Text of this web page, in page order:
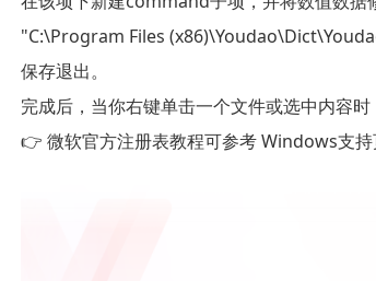
保存退出。
完成后，当你右键单击一个文件或选中内容时
👉 微软官方注册表教程可参考 Windows支